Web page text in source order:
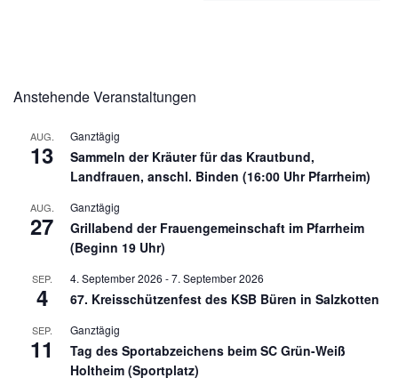
Anstehende Veranstaltungen
AUG.
13
Ganztägig
Sammeln der Kräuter für das Krautbund,
Landfrauen, anschl. Binden (16:00 Uhr Pfarrheim)
AUG.
27
Ganztägig
Grillabend der Frauengemeinschaft im Pfarrheim
(Beginn 19 Uhr)
SEP.
4
4. September 2026 -7. September 2026
67. Kreisschützenfest des KSB Büren in Salzkotten
SEP.
11
Ganztägig
Tag des Sportabzeichens beim SC Grün-Weiß
Holtheim (Sportplatz)